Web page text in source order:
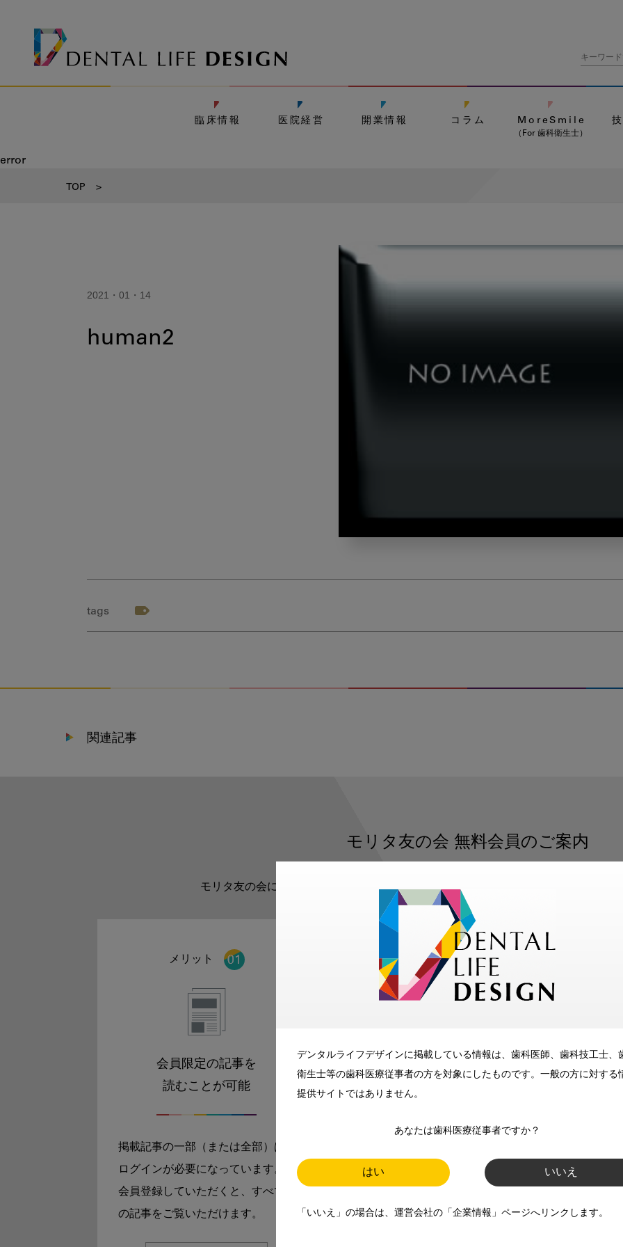
デンタルライフデザインに掲載している情報は、歯科医師、歯科技工士、
衛生士等の歯科医療従事者の方を対象にしたものです。一般の方に対する
提供サイトではありません。
あなたは歯科医療従事者ですか？
はい いいえ
「いいえ」の場合は、運営会社の「企業情報」ページへリンクします。
臨床情報 医院経営 開業情報 コラム MoreSmile
（For 歯科衛生士）
error
TOP >
2021・01・14
human2
tags
関連記事
モリタ友の会 無料会員のご案内
モリタ友の会に登録いただくと、デンタルライフデザインをもっと便利にご利用い
メリット
会員限定の記事を
読むことが可能
掲載記事の一部（または全部）は
ログインが必要になっています。
会員登録していただくと、すべて
の記事をご覧いただけます。
メリット
メールマガジンでお届け
師、歯科衛生士、歯科技工士）に
お届けします。